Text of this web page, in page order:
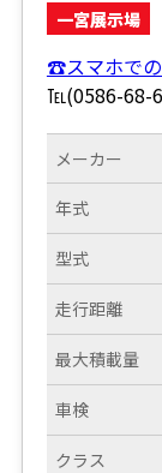
一宮展示場
☎スマホで
℡(0586-68-
メーカー
年式
型式
走行距離
最大積載量
車検
クラス